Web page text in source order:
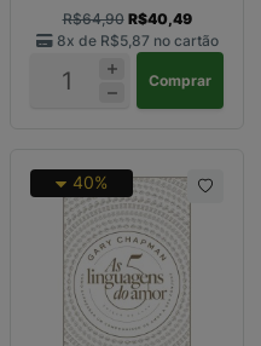
R$64,90 R$40,49
8x de R$5,87 no cartão
Comprar
40%